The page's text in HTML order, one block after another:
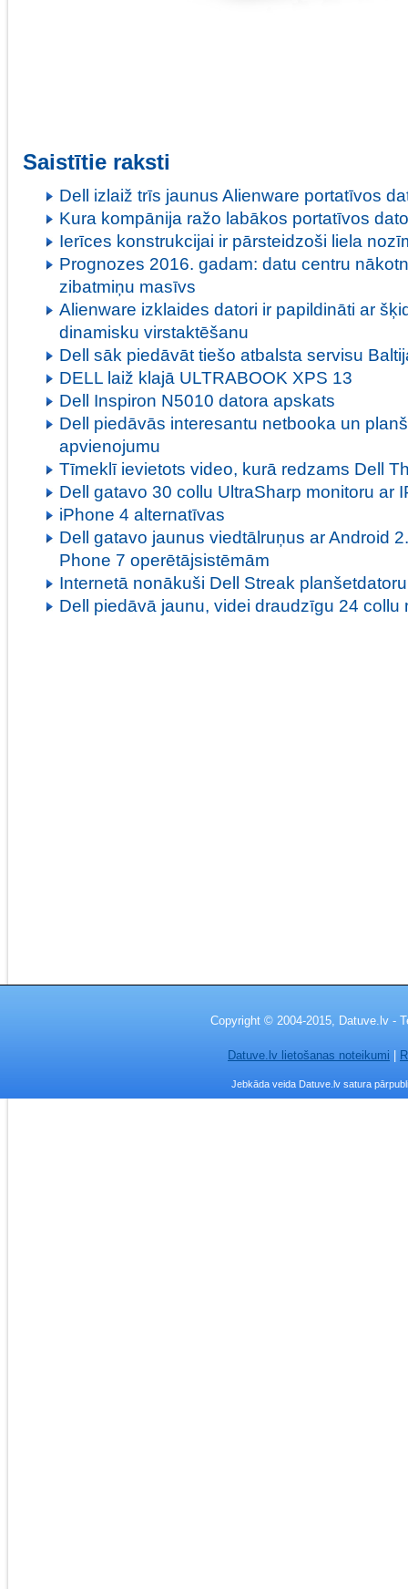
Saistītie raksti
Dell izlaiž trīs jaunus Alienware portatīvos
Kura kompānija ražo labākos portatīvos
Ierīces konstrukcijai ir pārsteidzoši liela
Prognozes 2016. gadam: datu centru
zibatmiņu masīvs
Alienware izklaides datori ir papildināti ar
dinamisku virstaktēšanu
Dell sāk piedāvāt tiešo atbalsta servisu
DELL laiž klajā ULTRABOOK XPS 13
Dell Inspiron N5010 datora apskats
Dell piedāvās interesantu netbooka un
apvienojumu
Tīmeklī ievietots video, kurā redzams Dell
Dell gatavo 30 collu UltraSharp monitoru ar
iPhone 4 alternatīvas
Dell gatavo jaunus viedtālruņus ar Android
Phone 7 operētājsistēmām
Internetā nonākuši Dell Streak
Dell piedāvā jaunu, videi draudzīgu 24 collu
Copyright © 2004-2015, Datuve.lv -
Datuve.lv lietošanas noteikumi
Jebkāda veida Datuve.lv satura